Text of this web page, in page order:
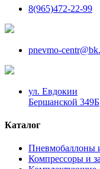
8(965)472-22-99
pnevmo-
ул. Евдокии
Бершанской 349Б
Каталог
Пневмобаллоны
Компрессоры и